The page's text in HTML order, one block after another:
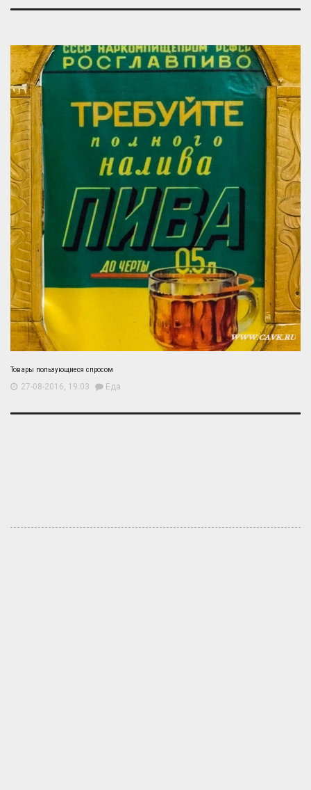
Товары пользующиеся спросом
27-08-2016, 19:03 Еда